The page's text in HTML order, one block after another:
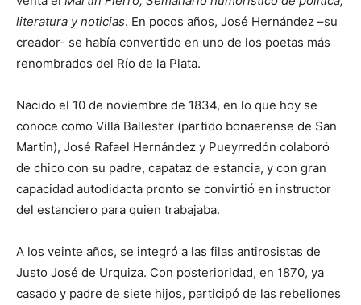
literatura y noticias. En pocos años, José Hernández –su
creador- se había convertido en uno de los poetas más
renombrados del Río de la Plata.
Nacido el 10 de noviembre de 1834, en lo que hoy se
conoce como Villa Ballester (partido bonaerense de San
Martín), José Rafael Hernández y Pueyrredón colaboró
de chico con su padre, capataz de estancia, y con gran
capacidad autodidacta pronto se convirtió en instructor
del estanciero para quien trabajaba.
A los veinte años, se integró a las filas antirosistas de
Justo José de Urquiza. Con posterioridad, en 1870, ya
casado y padre de siete hijos, participó de las rebeliones